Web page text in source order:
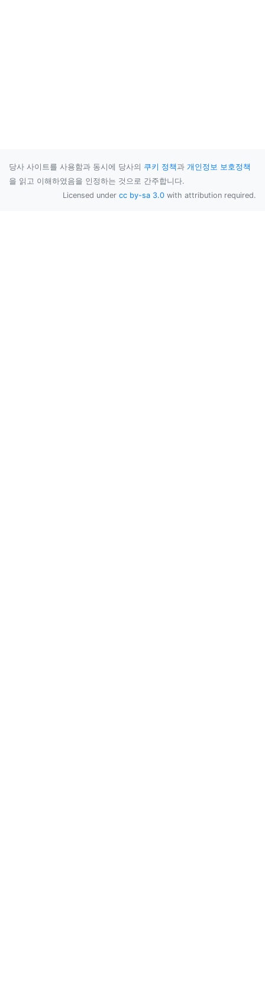
당사 사이트를 사용함과 동시에 당사의 쿠키 정책과 개인정보 보호정책
을 읽고 이해하였음을 인정하는 것으로 간주합니다.
Licensed under cc by-sa 3.0 with attribution required.